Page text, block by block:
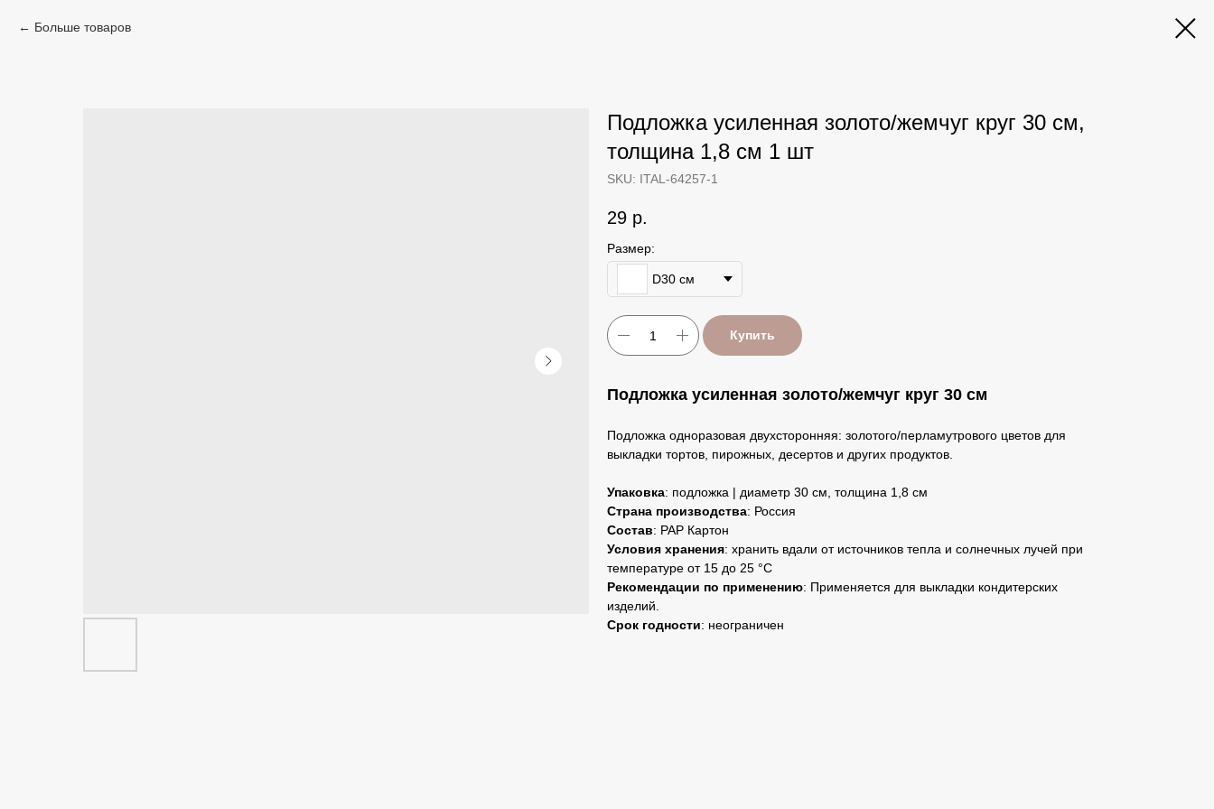
Больше товаров
Подложка усиленная золото/жемчуг круг 30 см,
толщина 1,8 см 1 шт
SKU: ITAL-64257-1
29 р.
Размер:
D30 см
Купить
Подложка усиленная золото/жемчуг круг 30 см
Подложка одноразовая двухсторонняя: золотого/перламутрового цветов для
выкладки тортов, пирожных, десертов и других продуктов.
Упаковка: подложка | диаметр 30 см, толщина 1,8 см
Страна производства: Россия
Состав: PAP Картон
Условия хранения: хранить вдали от источников тепла и солнечных лучей при
температуре от 15 до 25 °C
Рекомендации по применению: Применяется для выкладки кондитерских
изделий.
Срок годности: неограничен